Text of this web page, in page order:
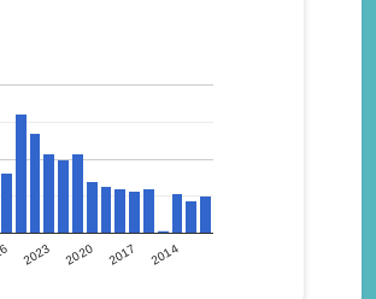
2023 2020 2017 2014